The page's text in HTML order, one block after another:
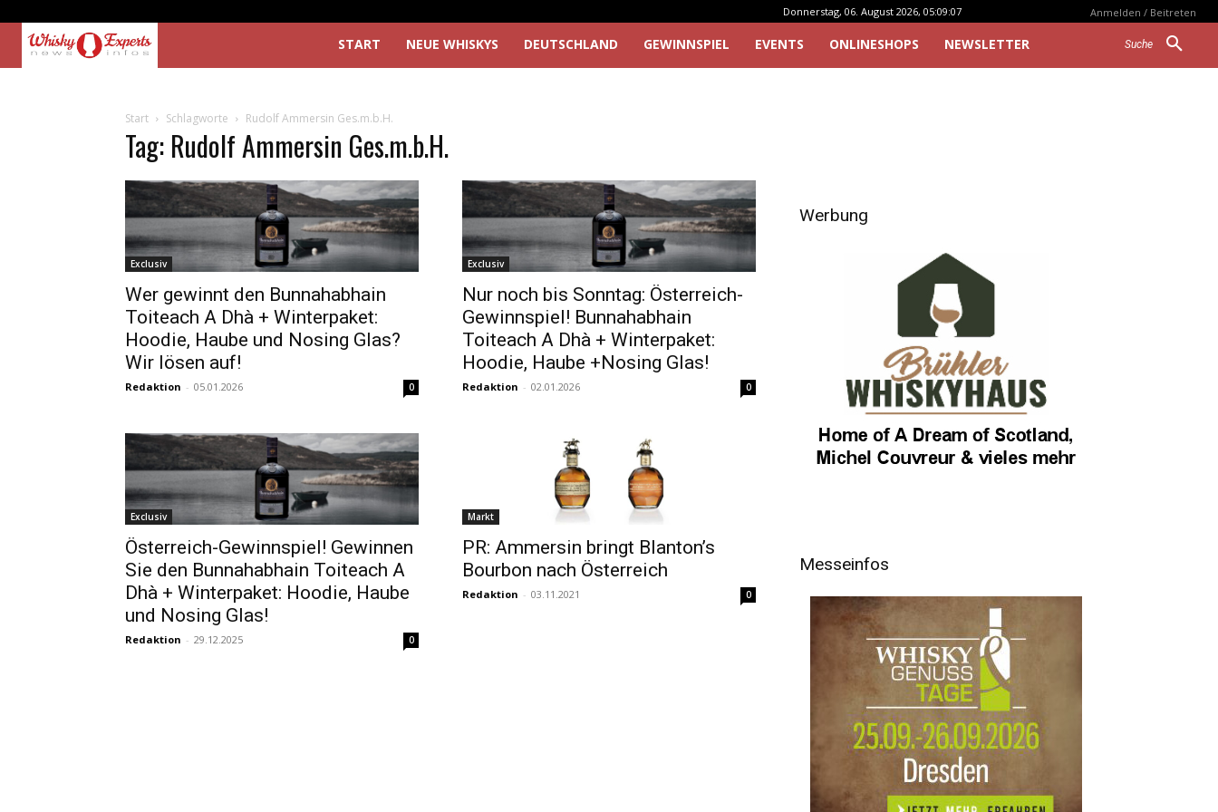
Donnerstag, 06. August 2026, 05:09:07 Anmelden / Beitreten
Suche
START NEUE WHISKYS DEUTSCHLAND GEWINNSPIEL EVENTS ONLINESHOPS NEWSLETTER
Start Schlagworte Rudolf Ammersin Ges.m.b.H.
Tag: Rudolf Ammersin Ges.m.b.H.
Exclusiv
Wer gewinnt den Bunnahabhain
Toiteach A Dhà + Winterpaket:
Hoodie, Haube und Nosing Glas?
Wir lösen auf!
Redaktion - 05.01.2026 0
Exclusiv
Nur noch bis Sonntag: Österreich-
Gewinnspiel! Bunnahabhain
Toiteach A Dhà + Winterpaket:
Hoodie, Haube +Nosing Glas!
Redaktion - 02.01.2026 0
Exclusiv
Österreich-Gewinnspiel! Gewinnen
Sie den Bunnahabhain Toiteach A
Dhà + Winterpaket: Hoodie, Haube
und Nosing Glas!
Redaktion - 29.12.2025 0
Markt
PR: Ammersin bringt Blanton’s
Bourbon nach Österreich
Redaktion - 03.11.2021 0
Werbung
Messeinfos